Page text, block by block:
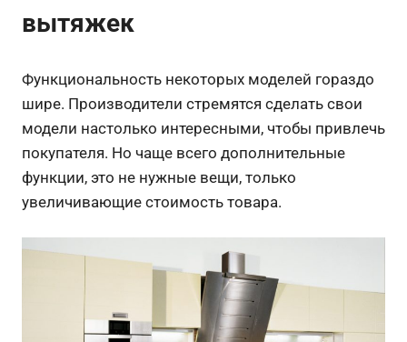
вытяжек
Функциональность некоторых моделей гораздо
шире. Производители стремятся сделать свои
модели настолько интересными, чтобы привлечь
покупателя. Но чаще всего дополнительные
функции, это не нужные вещи, только
увеличивающие стоимость товара.